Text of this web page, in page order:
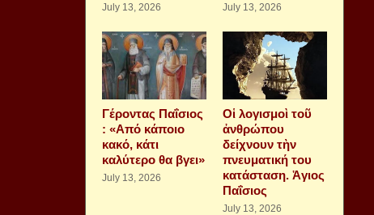
July 13, 2026 July 13, 2026
Γέροντας Παΐσιος
: «Από κάποιο
κακό, κάτι
καλύτερο θα βγει»
July 13, 2026
Οἱ λογισμοὶ τοῦ
ἀνθρώπου
δείχνουν τὴν
πνευματική του
κατάσταση. Ἁγιος
Παΐσιος
July 13, 2026